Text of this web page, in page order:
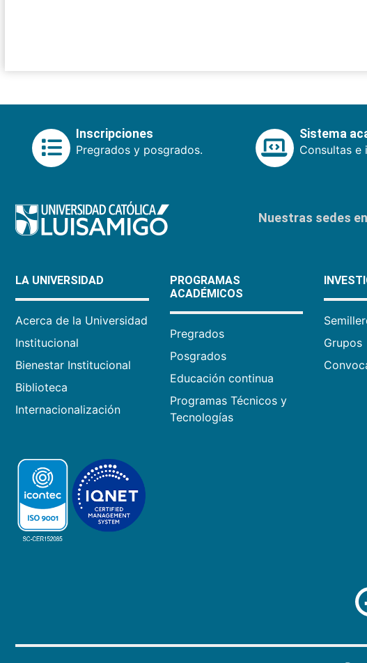
Inscripciones
Pregrados y posgrados.
Sistema
Consultas e
Nuestras sedes
LA UNIVERSIDAD
Acerca de la Universidad
Institucional
Bienestar Institucional
Biblioteca
Internacionalización
PROGRAMAS
ACADÉMICOS
Pregrados
Posgrados
Educación continua
Programas Técnicos y
Tecnologías
Grupos